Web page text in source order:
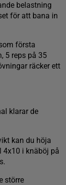
belastning
för att bana in
första
5 reps på 35
räcker ett
klarar de
kan du höja
4x10 i knäböj på
större